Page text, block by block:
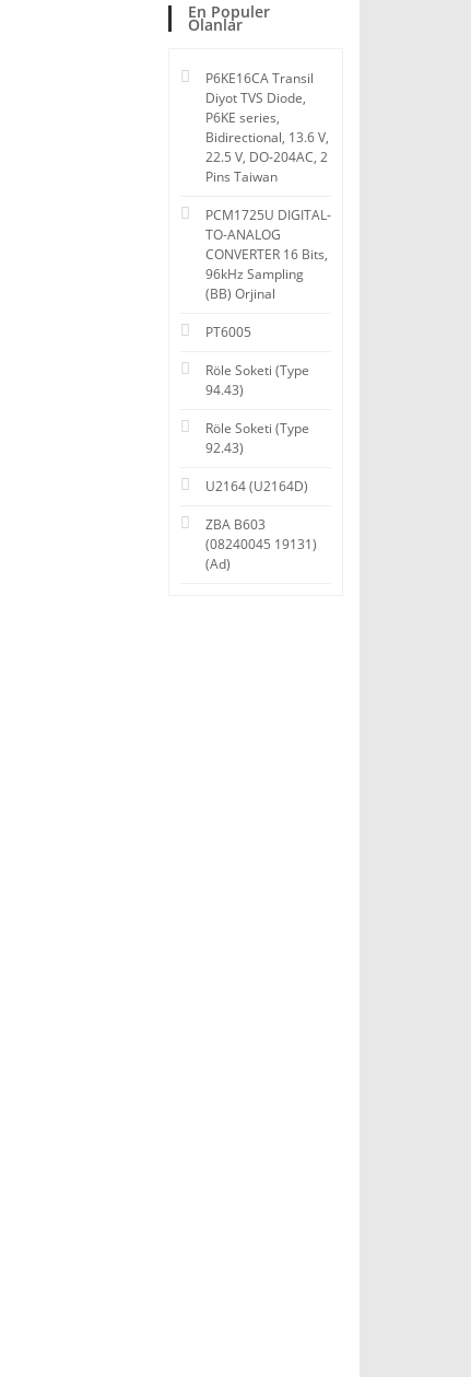
En Populer
Olanlar
P6KE16CA Transil
Diyot TVS Diode,
P6KE series,
Bidirectional, 13.6 V,
22.5 V, DO-204AC, 2
Pins Taiwan
PCM1725U DIGITAL-
TO-ANALOG
CONVERTER 16 Bits,
96kHz Sampling
(BB) Orjinal
PT6005
Röle Soketi (Type
94.43)
Röle Soketi (Type
92.43)
U2164 (U2164D)
ZBA B603
(08240045 19131)
(Ad)